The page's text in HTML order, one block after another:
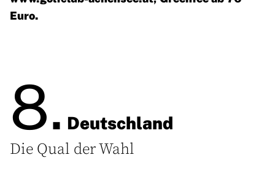
Euro.
8. Deutschland
Die Qual der Wahl